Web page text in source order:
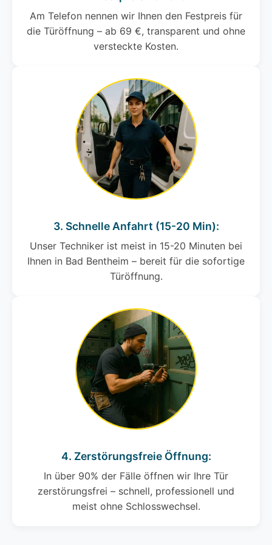
Am Telefon nennen wir Ihnen den Festpreis für
die Türöffnung – ab 69 €, transparent und ohne
versteckte Kosten.
3. Schnelle Anfahrt (15-20 Min):
Unser Techniker ist meist in 15-20 Minuten bei
Ihnen in Bad Bentheim – bereit für die sofortige
Türöffnung.
4. Zerstörungsfreie Öffnung:
In über 90% der Fälle öffnen wir Ihre Tür
zerstörungsfrei – schnell, professionell und
meist ohne Schlosswechsel.